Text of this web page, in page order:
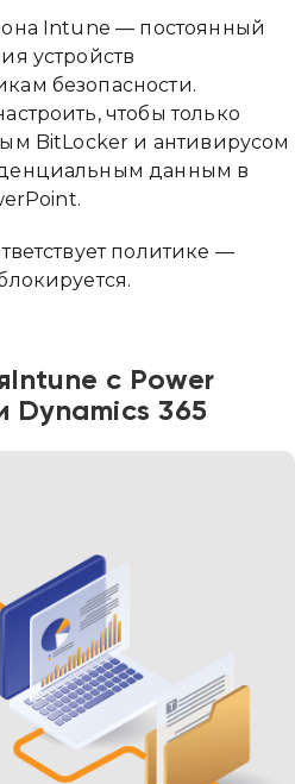
Intune — постоянный
устройств
безопасности.
чтобы только
BitLocker и антивирусом
данным в
политике —
Intune с Power
Dynamics 365
тобі допомогти?
повідомлення